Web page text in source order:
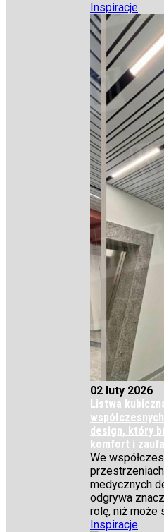
Inspiracje
02 luty 2026
Listwa
design, który
komfort i
We
przestrzeniach
medycznych
odgrywa
rolę, niż może
Inspiracje